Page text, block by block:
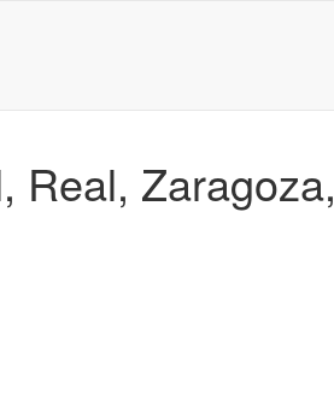
Real, Zaragoza,